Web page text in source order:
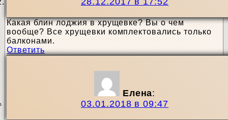
Какая блин лоджия в хрущевке? Вы о чем
вообще? Все хрущевки комплектовались только
балконами.
Ответить
Елена:
03.01.2018 в 09:47